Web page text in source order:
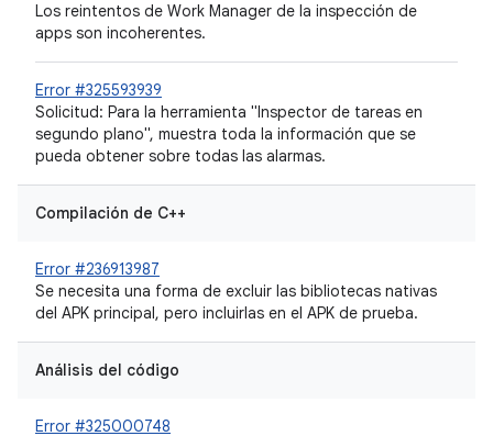
Los reintentos de Work Manager de la inspección de
apps son incoherentes.
Error #325593939
Solicitud: Para la herramienta "Inspector de tareas en
segundo plano", muestra toda la información que se
pueda obtener sobre todas las alarmas.
Compilación de C++
Error #236913987
Se necesita una forma de excluir las bibliotecas nativas
del APK principal, pero incluirlas en el APK de prueba.
Análisis del código
Error #325000748